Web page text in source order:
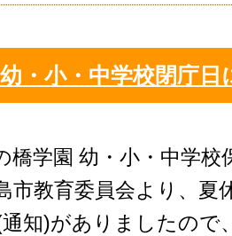
・小・中学校閉庁日
橋学園 幼・小・中学
市教育委員会より、夏
知)がありましたので